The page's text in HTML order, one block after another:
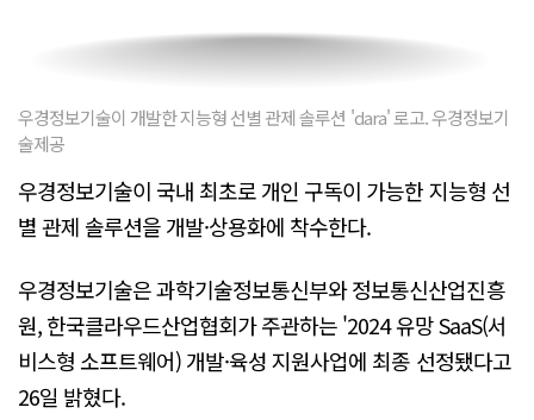
우경정보기술이 개발한 지능형 선별 관제 솔루션 'dara' 로고. 우경정보기
술제공
우경정보기술이 국내 최초로 개인 구독이 가능한 지능형 선
별 관제 솔루션을 개발·상용화에 착수한다.
우경정보기술은 과학기술정보통신부와 정보통신산업진흥
원, 한국클라우드산업협회가 주관하는 '2024 유망 SaaS(서
비스형 소프트웨어) 개발·육성 지원사업에 최종 선정됐다고
26일 밝혔다.